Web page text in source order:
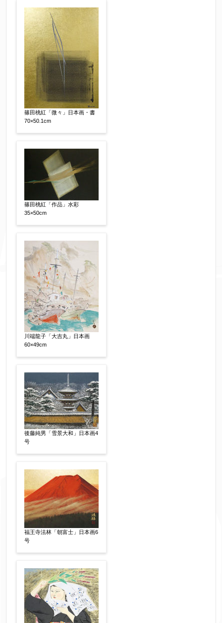
その他 【任意】
※添付画像は5MBまでのjpg、gif、pig、pdf形式
にてお送りください。
※追加や複数点ある場合はフォーム送信後に送ら
送り頂けます。
お客様情報をご入力ください。
▼
お名前 【必須】
【任意】
メールアドレス 【必須】
※送信完了後こちらのメールアドレス宛に自動で
ールが受信されない場合は、送信が完了していな
いか、アドレス間違え、迷惑メールフィルター等
により弊社からのお返事も受信できない場合がご
ざいますので、お電話(
合わせください。
※携帯電話などご連絡が取りやすいお電話番号を
お願い致します。
篠田桃紅「微々」日本画・書
70×50.1cm
篠田桃紅「作品」水彩
35×50cm
川端龍子「大吉丸」日本画
60×49cm
後藤純男「雪景大和」日本画4
号
福王寺法林「朝富士」日本画6
号